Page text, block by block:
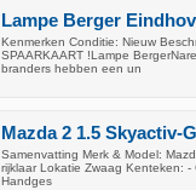
Lampe Berger
Kenmerken Conditie: Nieuw
SPAARKAART !Lampe
branders hebben een un
Mazda 2 1.5 Skyactiv-
Samenvatting Merk & Model:
rijklaar Lokatie Zwaag Kenteken: -
Handges